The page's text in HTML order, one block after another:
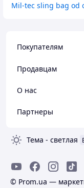
Mil-tec sling bag od
Покупателям
Продавцам
О нас
Партнеры
Тема - светлая
© Prom.ua —